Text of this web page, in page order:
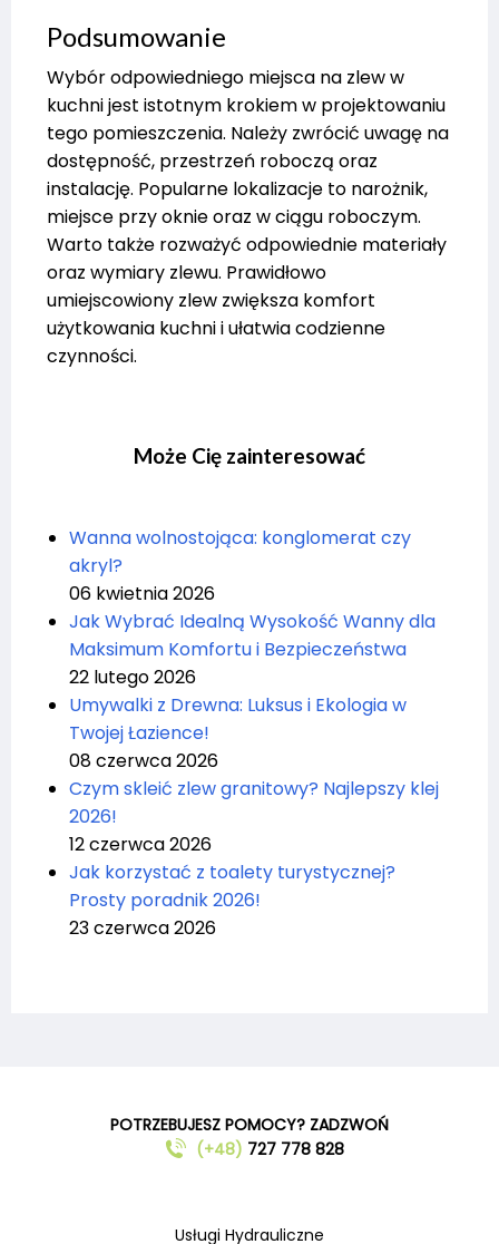
Podsumowanie
Wybór odpowiedniego miejsca na zlew w
kuchni jest istotnym krokiem w projektowaniu
tego pomieszczenia. Należy zwrócić uwagę na
dostępność, przestrzeń roboczą oraz
instalację. Popularne lokalizacje to narożnik,
miejsce przy oknie oraz w ciągu roboczym.
Warto także rozważyć odpowiednie materiały
oraz wymiary zlewu. Prawidłowo
umiejscowiony zlew zwiększa komfort
użytkowania kuchni i ułatwia codzienne
czynności.
Może Cię zainteresować
Wanna wolnostojąca: konglomerat czy
akryl?
06 kwietnia 2026
Jak Wybrać Idealną Wysokość Wanny dla
Maksimum Komfortu i Bezpieczeństwa
22 lutego 2026
Umywalki z Drewna: Luksus i Ekologia w
Twojej Łazience!
08 czerwca 2026
Czym skleić zlew granitowy? Najlepszy klej
2026!
12 czerwca 2026
Jak korzystać z toalety turystycznej?
Prosty poradnik 2026!
23 czerwca 2026
POTRZEBUJESZ POMOCY? ZADZWOŃ
(+48) 727 778 828
Usługi Hydrauliczne